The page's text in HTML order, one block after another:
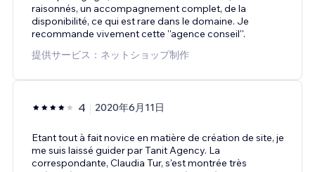
raisonnés, un accompagnement complet, de la
disponibilité, ce qui est rare dans le domaine. Je
recommande vivement cette ''agence conseil''.
提供サービス：ネットショップ制作
4 2020年6月11日
Etant tout à fait novice en matière de création de site, je
me suis laissé guider par Tanit Agency. La
correspondante, Claudia Tur, s'est montrée très